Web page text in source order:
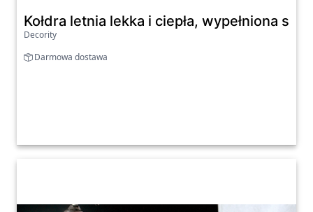
Kołdra letnia lekka i ciepła, wypełniona
Decority
Darmowa dostawa